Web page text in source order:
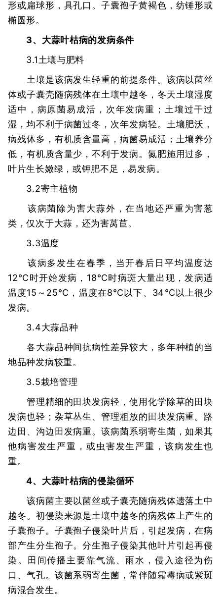
形或扁球形，具孔口。子囊孢子黄褐色，纺锤形或
椭圆形。
3、大蒜叶枯病的发病条件
3.1土壤与肥料
土壤是该病发生轻重的前提条件。该病以菌丝
体或子囊壳随病残体在土壤中越冬，冬天土壤湿度
适中，病原菌易成活，次年发病重；土壤过干过
湿，均不利于病菌过冬，次年发病轻。土壤肥沃，
病残体多，有机质含量高，病菌易成活；土壤养分
低，有机质含量少，不利于发病。氮肥施用过多，
叶片生长嫩绿，或钾肥不足，易发病。
3.2寄主植物
该病菌除为害大蒜外，在当地还严重为害葱
类，仅次于大蒜，还为害莴苣。
3.3温度
该病多发生在春季，当开春后日平均温度达
12℃时开始发病，18℃时病斑大量出现，发病适
温度15～25℃，温度在8℃以下、34℃以上很少
发病。
3.4大蒜品种
各大蒜品种间抗病性差异较大，多年种植的当
地品种发病较重。
3.5栽培管理
管理精细的田块发病轻，使用化学除草的田块
发病也轻；杂草丛生、管理粗放的田块发病重。路
边田、沟边田发病重。该病菌系弱寄生菌，如果其
他病害发生严重，或虫害发生严重，该病发生也
重。
4、大蒜叶枯病的侵染循环
该病菌主要以菌丝或子囊壳随病残体遗落土中
越冬。初侵染来源是土壤中越冬的病残体上产生的
子囊孢子。子囊孢子侵染叶片后，引起发病，在病
部产生分生孢子。分生孢子侵染其他叶片引起再侵
染。田间传播主要靠气流、雨水，侵入途径为伤
口、气孔。该菌系弱寄生菌，常伴随霜霉病或紫斑
病混合发生。